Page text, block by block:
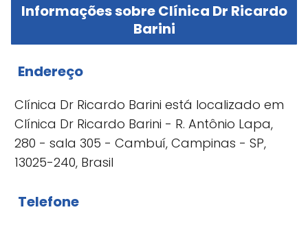
Informações sobre Clínica Dr Ricardo
Barini
Endereço
Clínica Dr Ricardo Barini está localizado em
Clínica Dr Ricardo Barini - R. Antônio Lapa,
280 - sala 305 - Cambuí, Campinas - SP,
13025-240, Brasil
Telefone